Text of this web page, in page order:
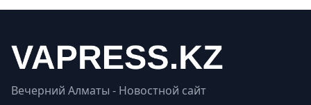
Вечерний Алматы - Новостной сайт